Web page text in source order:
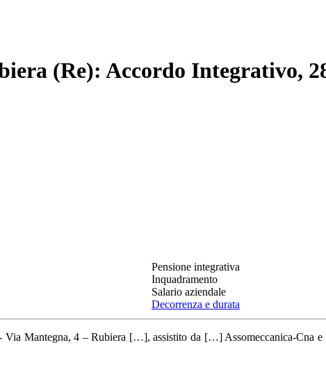
(Re): Accordo Integrativo,
Pensione integrativa
Inquadramento
Salario aziendale
Decorrenza e durata
Mantegna, 4 – Rubiera […], assistito da […] Assomeccanica-Cna